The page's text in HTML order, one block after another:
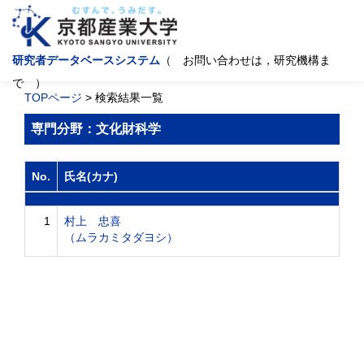
研究者データベースシステム （ お問い合わせは，研究機構ま
で ）
TOPページ > 検索結果一覧
専門分野：文化財科学
No. 氏名(カナ)
1
村上 忠喜
（ムラカミタダヨシ）